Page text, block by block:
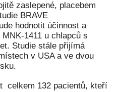
zaslepené, placebem
BRAVE
hodnotit účinnost a
1411 u chlapců s
Studie stále přijímá
v USA a ve dvou
132 pacientů, kteří